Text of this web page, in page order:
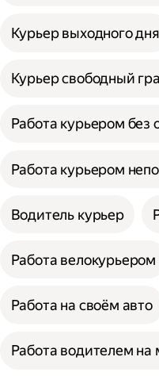
Курьер выходного дня
Курьер свободный
Работа курьером без
Работа курьером
Водитель курьер
Работа велокурьером
Работа на своём авто
Работа водителем